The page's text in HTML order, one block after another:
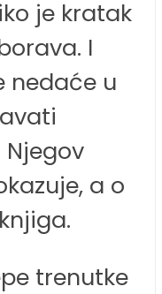
je kratak
I
nedaće u
a o
trenutke